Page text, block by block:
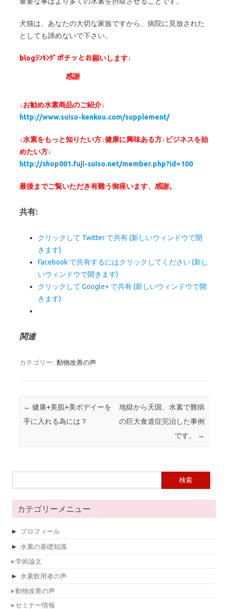
犬猫は、あなたの大切な家族ですから、病院に見放された
としても諦めないで下さい。
blogﾗﾝｷﾝｸﾞポチッとお願いします↓
感謝
↓お勧め水素商品のご紹介↓
http://www.suiso-kenkou.com/supplement/
↓水素をもっと知りたい方↓健康に興味ある方↓ビジネスを始
めたい方↓
http://shop001.fuji-suiso.net/member.php?id=100
最後までご覧いただき有難う御座います、感謝。
共有:
クリックして Twitter で共有 (新しいウィンドウで開
きます)
Facebook で共有するにはクリックしてください (新し
いウィンドウで開きます)
クリックして Google+ で共有 (新しいウィンドウで開
きます)
関連
カテゴリー: 動物改善の声
投稿ナビゲーション
← 健康+美肌+美ボデイーを
手に入れる為には？
地獄から天国、水素で難病
の巨大食道症完治した事例
です。
→
カテゴリーメニュー
► プロフィール
► 水素の基礎知識
学術論文
► 水素飲用者の声
動物改善の声
セミナー情報